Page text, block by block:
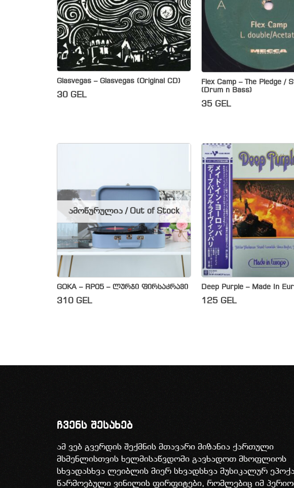
Glasvegas – Glasvegas (Original CD)
30 GEL
Flex Camp – The Pledge /
(Drum n Bass)
35 GEL
GOKA – RP05 – ლურჯი ფირსაკრავი
310 GEL
ამოწურულია / Out of Stock
Deep Purple – Made In
125 GEL
ჩვენს შესახებ
ამ ვებ გვერდის შექმნის მთავარი მიზანია ქართული
მსმენლისთვის ხელმისაწვდომი გავხადოთ მსოფლიოს
სხვადასხვა ლეიბლის მიერ სხვადსხვა მუსიკალურ
წარმოებული ვინილის ფირფიტები, რომლებიც იმ